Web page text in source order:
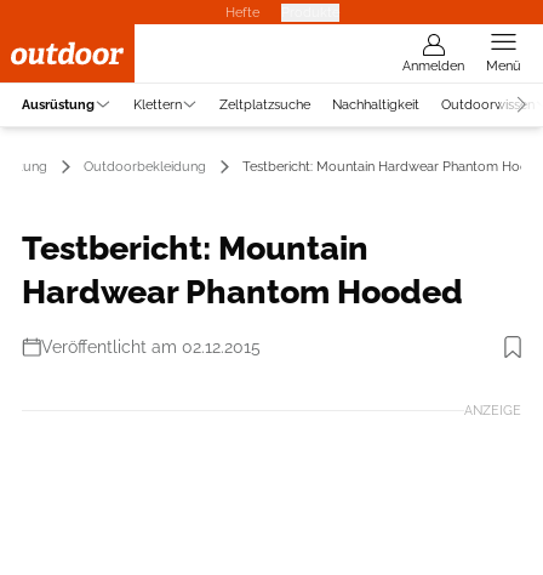
Hefte
Anmelden Menü
Ausrüstung Klettern Zeltplatzsuche Nachhaltigkeit Outdoorwissen
Outdoorbekleidung Testbericht: Mountain Hardwear Phantom
Testbericht: Mountain
Hardwear Phantom Hooded
Veröffentlicht am 02.12.2015
Foto: Mountain Hardwear
ANZEIGE